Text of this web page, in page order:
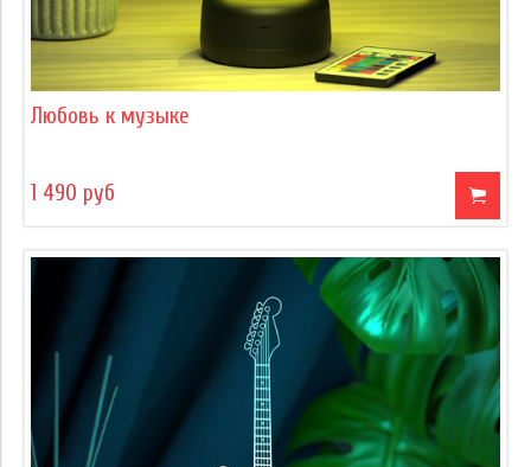
Любовь к музыке
1 490 руб